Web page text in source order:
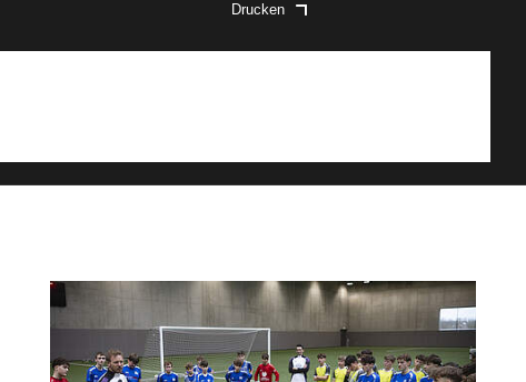
Drucken